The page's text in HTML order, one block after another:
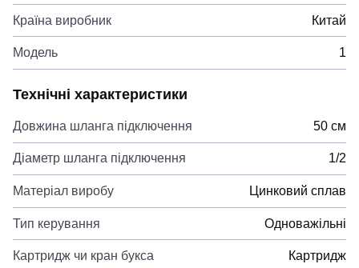
Країна виробник Китай
Модель 1
Технічні характеристики
Довжина шланга підключення 50 см
Діаметр шланга підключення 1/2
Матеріал виробу Цинковий сплав
Тип керування Одноважільні
Картридж чи кран букса Картридж